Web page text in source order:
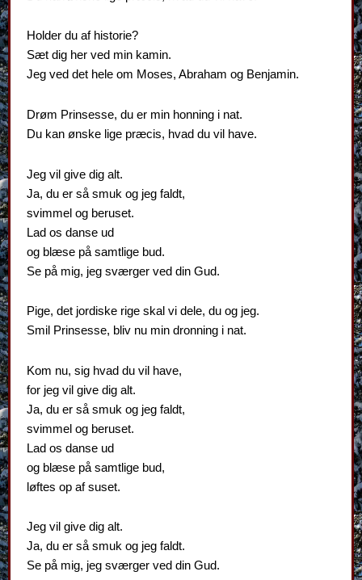
Holder du af historie?
Sæt dig her ved min kamin.
Jeg ved det hele om Moses, Abraham og Benjamin.
Drøm Prinsesse, du er min honning i nat.
Du kan ønske lige præcis, hvad du vil have.
Jeg vil give dig alt.
Ja, du er så smuk og jeg faldt,
svimmel og beruset.
Lad os danse ud
og blæse på samtlige bud.
Se på mig, jeg sværger ved din Gud.
Pige, det jordiske rige skal vi dele, du og jeg.
Smil Prinsesse, bliv nu min dronning i nat.
Kom nu, sig hvad du vil have,
for jeg vil give dig alt.
Ja, du er så smuk og jeg faldt,
svimmel og beruset.
Lad os danse ud
og blæse på samtlige bud,
løftes op af suset.
Jeg vil give dig alt.
Ja, du er så smuk og jeg faldt.
Se på mig, jeg sværger ved din Gud.